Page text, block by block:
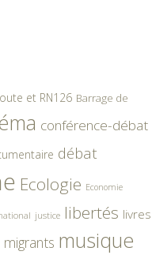
et RN126 Barrage de
conférence-débat
débat
Ecologie Economie
justice libertés livres
migrants musique